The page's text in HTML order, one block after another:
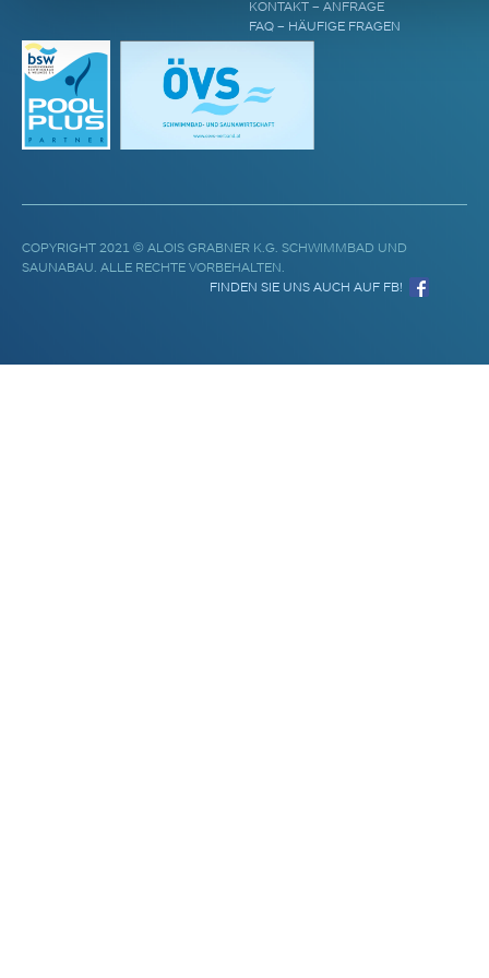
KONTAKT – ANFRAGE
FAQ – HÄUFIGE FRAGEN
COPYRIGHT 2021 © ALOIS GRABNER K.G. SCHWIMMBAD UND
SAUNABAU. ALLE RECHTE VORBEHALTEN.
FINDEN SIE UNS AUCH AUF FB!